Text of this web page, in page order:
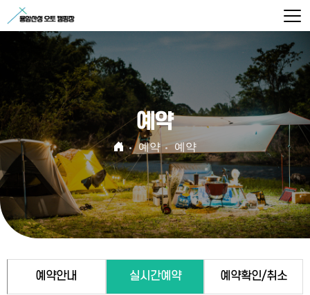
예약
예약 예약
예약안내 실시간예약 예약확인/취소